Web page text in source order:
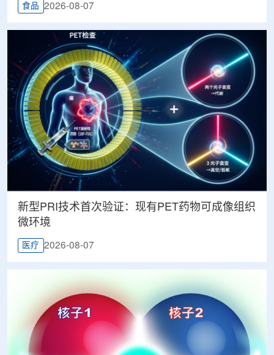
食品 2026-08-07
新型PRI技术首次验证：现有PET药物可成像组织
微环境
医疗 2026-08-07